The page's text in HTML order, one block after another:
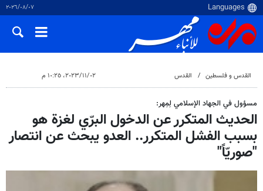
٠٧‏/٠٨‏/٢٠٢٦
القدس و فلسطین القدس ٠٢‏/١١‏/٢٠٢٣، ١٠:٢٥ م
مسؤول في الجهاد الإسلامي لِمِهر:
الحديث المتكرر عن الدخول البرّي لغزة هو
بسبب الفشل المتكرر.. العدو يبحث عن انتصار
"صوريّاً"